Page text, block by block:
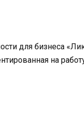
для бизнеса
на